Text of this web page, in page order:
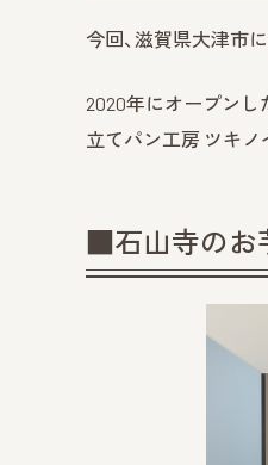
今回、滋賀県大津市
2020年にオープンし
立てパン工房 ツキノ
■石山寺のお